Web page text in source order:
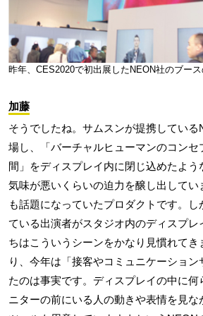
昨年、CES2020で初出展したNEON社のブー
加藤
そうでしたね。サムスンが提携してい
場し、「バーチャルヒューマンのコン
間」をディスプレイ内に閉じ込めたよ
気味が悪いくらいの迫力を醸し出して
も話題になっていたプロダクトです。
ている出演者がスタジオ内のディスプ
ちはこういうシーンをかなり見慣れて
り、今年は「接客やコミュニケーショ
たのは事実です。ディスプレイの中に
ニターの前にいる人の動きや表情を見